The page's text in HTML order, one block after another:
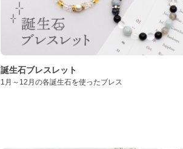
誕生石ブレスレット
1月～12月の各誕生石を使ったブレス